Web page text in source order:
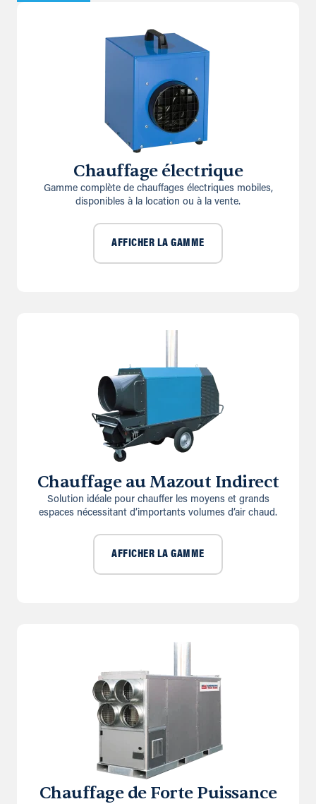
Chauffage électrique
Gamme complète de chauffages électriques mobiles,
disponibles à la location ou à la vente.
AFFICHER LA GAMME
Chauffage au Mazout Indirect
Solution idéale pour chauffer les moyens et grands
espaces nécessitant d’importants volumes d’air chaud.
AFFICHER LA GAMME
Chauffage de Forte Puissance